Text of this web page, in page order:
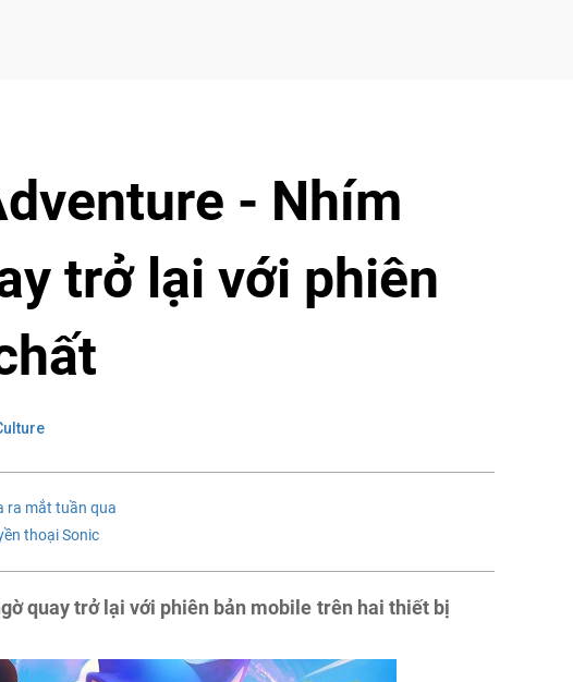
- Nhím
trở lại với phiên
ra mắt tuần qua
thoại Sonic
quay trở lại với phiên bản mobile trên hai thiết bị